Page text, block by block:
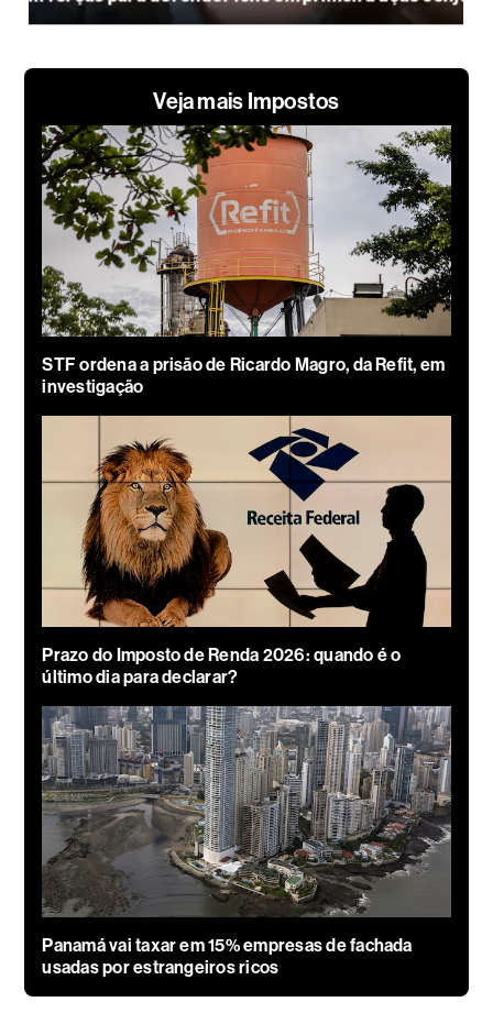
Veja mais Impostos
STF ordena a prisão de Ricardo Magro, da Refit, em
investigação
Prazo do Imposto de Renda 2026: quando é o
último dia para declarar?
Panamá vai taxar em 15% empresas de fachada
usadas por estrangeiros ricos